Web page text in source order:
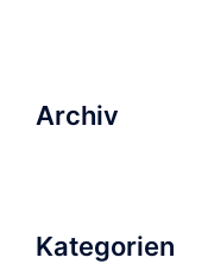
Archiv
Kategorien